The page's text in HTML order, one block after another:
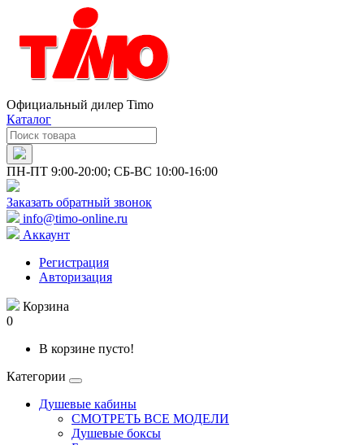
Официальный дилер Timo
Каталог
ПН-ПТ 9:00-20:00; СБ-ВС 10:00-16:00
Заказать обратный звонок
info@timo-online.ru
Аккаунт
Регистрация
Авторизация
Корзина
0
В корзине пусто!
Категории
Душевые кабины
СМОТРЕТЬ ВСЕ МОДЕЛИ
Душевые боксы